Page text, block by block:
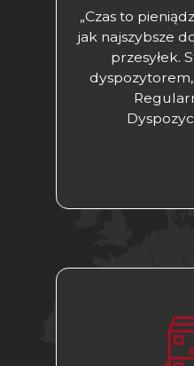
„Czas to
jak najszybsze
przesyłek.